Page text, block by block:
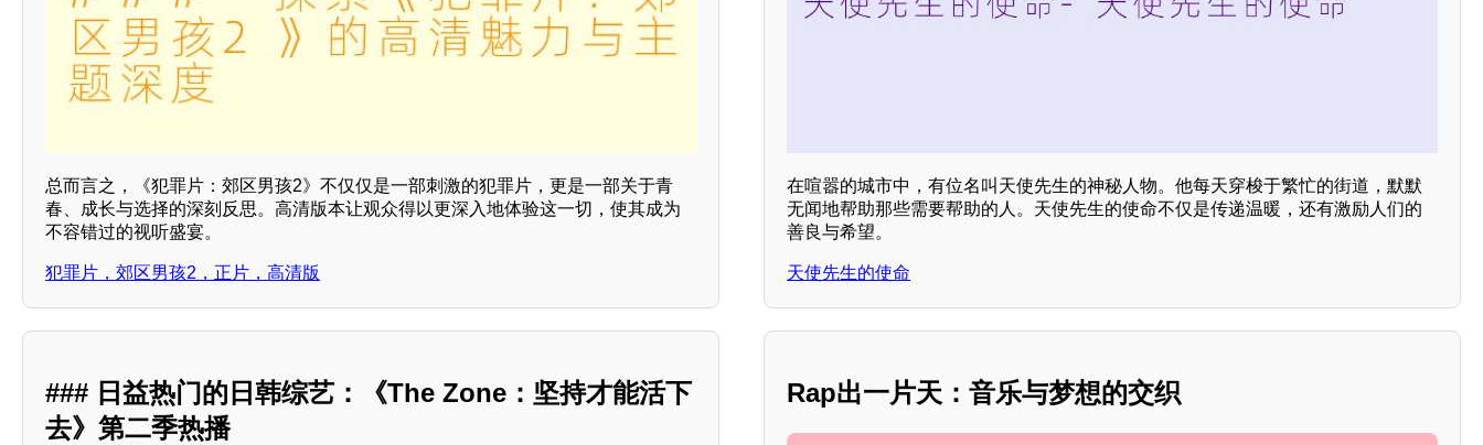
总而言之，《犯罪片：郊区男孩2》不仅仅是一部刺激的犯罪片，更是一部关于青
春、成长与选择的深刻反思。高清版本让观众得以更深入地体验这一切，使其成为
不容错过的视听盛宴。
犯罪片，郊区男孩2，正片，高清版
在喧嚣的城市中，有位名叫天使先生的神秘人物。他每天穿梭于繁忙的街道，默默
无闻地帮助那些需要帮助的人。天使先生的使命不仅是传递温暖，还有激励人们的
善良与希望。
天使先生的使命
### 日益热门的日韩综艺：《The Zone：坚持才能活下
去》第二季热播
Rap出一片天：音乐与梦想的交织